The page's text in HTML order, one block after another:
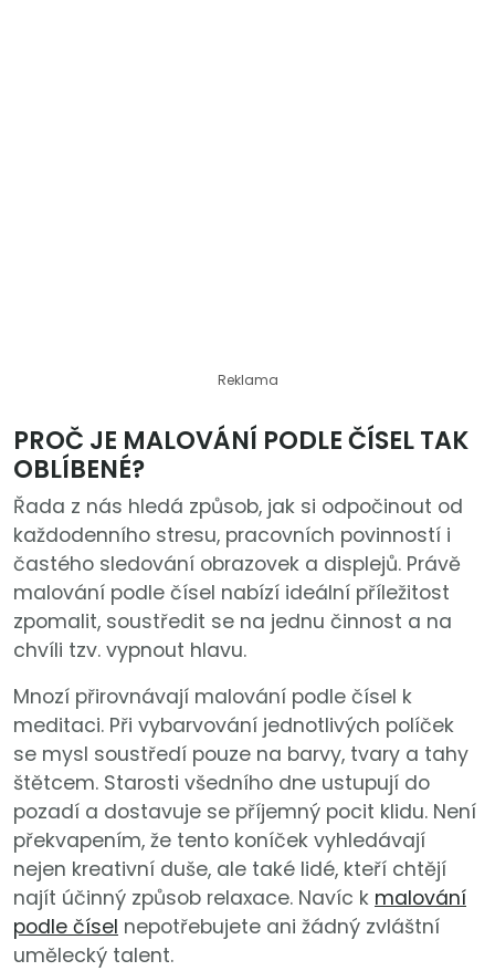
Reklama
PROČ JE MALOVÁNÍ PODLE ČÍSEL TAK
OBLÍBENÉ?
Řada z nás hledá způsob, jak si odpočinout od
každodenního stresu, pracovních povinností i
častého sledování obrazovek a displejů. Právě
malování podle čísel nabízí ideální příležitost
zpomalit, soustředit se na jednu činnost a na
chvíli tzv. vypnout hlavu.
Mnozí přirovnávají malování podle čísel k
meditaci. Při vybarvování jednotlivých políček
se mysl soustředí pouze na barvy, tvary a tahy
štětcem. Starosti všedního dne ustupují do
pozadí a dostavuje se příjemný pocit klidu. Není
překvapením, že tento koníček vyhledávají
nejen kreativní duše, ale také lidé, kteří chtějí
najít účinný způsob relaxace. Navíc k malování
podle čísel nepotřebujete ani žádný zvláštní
umělecký talent.